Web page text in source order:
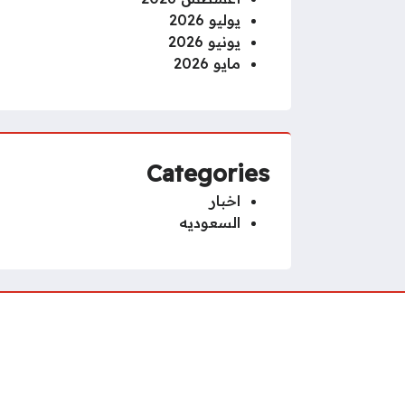
يوليو 2026
يونيو 2026
مايو 2026
Categories
اخبار
السعوديه